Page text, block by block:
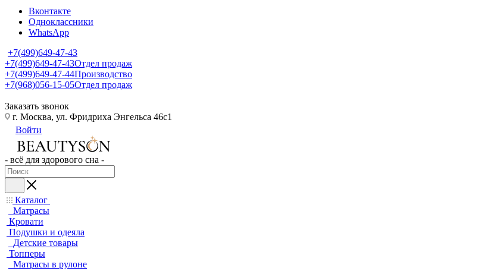
Вконтакте
Одноклассники
WhatsApp
+7(499)649-47-43
+7(499)649-47-43Отдел продаж
+7(499)649-47-44Производство
+7(968)056-15-05Отдел продаж
Заказать звонок
г. Москва, ул. Фридриха Энгельса 46с1
Войти
- всё для здорового сна -
Каталог
Матрасы
Кровати
Подушки и одеяла
Детские товары
Топперы
Матрасы в рулоне